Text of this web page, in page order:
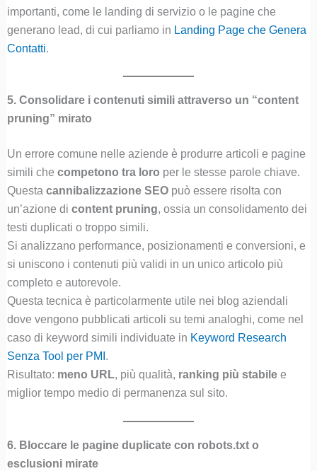
importanti, come le landing di servizio o le pagine che
generano lead, di cui parliamo in Landing Page che Genera
Contatti.
5. Consolidare i contenuti simili attraverso un “content
pruning” mirato
Un errore comune nelle aziende è produrre articoli e pagine
simili che competono tra loro per le stesse parole chiave.
Questa cannibalizzazione SEOpuò essere risolta con
un’azione di content pruning, ossia un consolidamento dei
testi duplicati o troppo simili.
Si analizzano performance, posizionamenti e conversioni, e
si uniscono i contenuti più validi in un unico articolo più
completo e autorevole.
Questa tecnica è particolarmente utile nei blog aziendali
dove vengono pubblicati articoli su temi analoghi, come nel
caso di keyword simili individuate in Keyword Research
Senza Tool per PMI .
Risultato: meno URL, più qualità, ranking più stabilee
miglior tempo medio di permanenza sul sito.
6. Bloccare le pagine duplicate con robots.txt o
esclusioni mirate